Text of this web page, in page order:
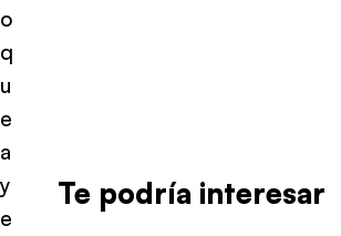
o
q
u
e
a
y
e
Te podría interesar